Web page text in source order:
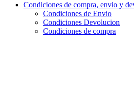
Condiciones de compra, envio y
Condiciones de Envio
Condiciones Devolucion
Condiciones de compra